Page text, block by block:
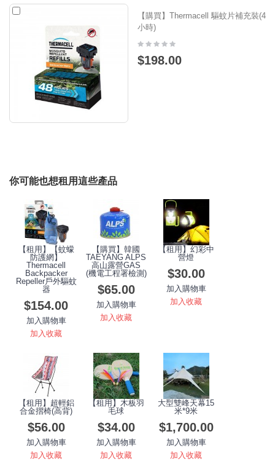
【購買】Thermacell 驅蚊片補充裝(48
小時)
$198.00
你可能也想租用這些產品
【租用】【蚊蠓
防護網】
Thermacell
Backpacker
Repeller戶外驅蚊
器
$154.00
加入購物車
加入收藏
【購買】韓國
TAEYANG ALPS
高山露營GAS
(機電工程署檢測)
$65.00
加入購物車
加入收藏
【租用】幻彩中
營燈
$30.00
加入購物車
加入收藏
【租用】超輕鋁
合金摺椅(高背)
$56.00
加入購物車
加入收藏
【租用】木板羽
毛球
$34.00
加入購物車
加入收藏
大型雙峰天幕15
米*9米
$1,700.00
加入購物車
加入收藏